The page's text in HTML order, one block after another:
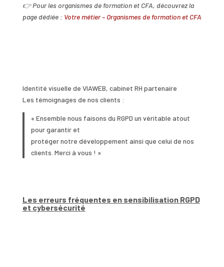
👉Pour les organismes de formation et CFA, découvrez la
page dédiée : Votre métier – Organismes de formation et CFA
Identité visuelle de VIAWEB, cabinet RH partenaire
Les témoignages de nos clients :
« Ensemble nous faisons du RGPD un véritable atout
pour garantir et
protéger notre développement ainsi que celui de nos
clients. Merci à vous ! »
Les erreurs fréquentes en sensibilisation RGPD
et cybersécurité